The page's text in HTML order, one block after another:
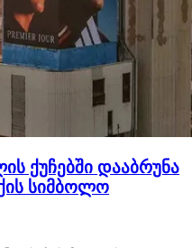
ქუჩებში დააბრუნა
სიმბოლო